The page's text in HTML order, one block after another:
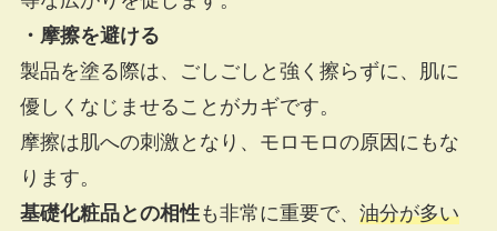
・摩擦を避ける
製品を塗る際は、ごしごしと強く擦らずに、肌に
優しくなじませることがカギです。
摩擦は肌への刺激となり、モロモロの原因にもな
ります。
基礎化粧品との相性も非常に重要で、 油分が多い